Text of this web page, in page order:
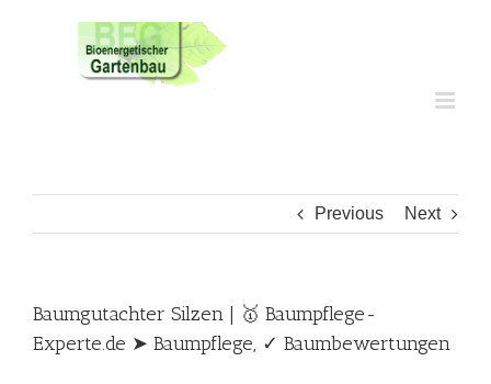
Previous Next
Baumgutachter Silzen | 🥇 Baumpflege-
Experte.de ➤ Baumpflege, ✓ Baumbewertungen